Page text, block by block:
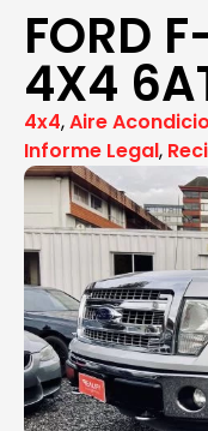
FORD
4X4
4x4,Aire
Informe Legal,